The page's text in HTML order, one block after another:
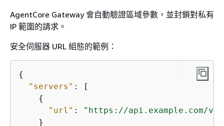
AgentCore Gateway 會自動驗證區域參數，並封鎖對私有
IP 範圍的請求。
安全伺服器 URL 組態的範例：
{
"servers" : [
{
"url" :
"https://api.example.com/v1"
    }